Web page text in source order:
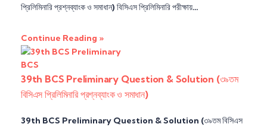
প্রিলিমিনারি প্রশ্নব্যাংক ও সমাধান) বিসিএস প্রিলিমিনারি পরীক্ষায়…
Continue Reading »
BCS
39th BCS Preliminary Question & Solution (৩৯তম
বিসিএস প্রিলিমিনারি প্রশ্নব্যাংক ও সমাধান)
39th BCS Preliminary Question & Solution (৩৯তম বিসিএস